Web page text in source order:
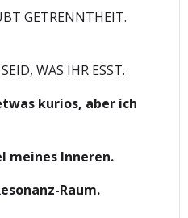
GETRENNTHEIT.
WAS IHR ESST.
kurios, aber ich
meines Inneren.
Raum.